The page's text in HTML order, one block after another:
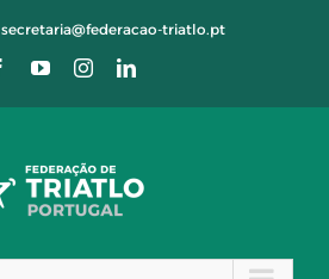
secretaria@federacao-triatlo.pt
FacebookYouTubeInstagramLinkedIn